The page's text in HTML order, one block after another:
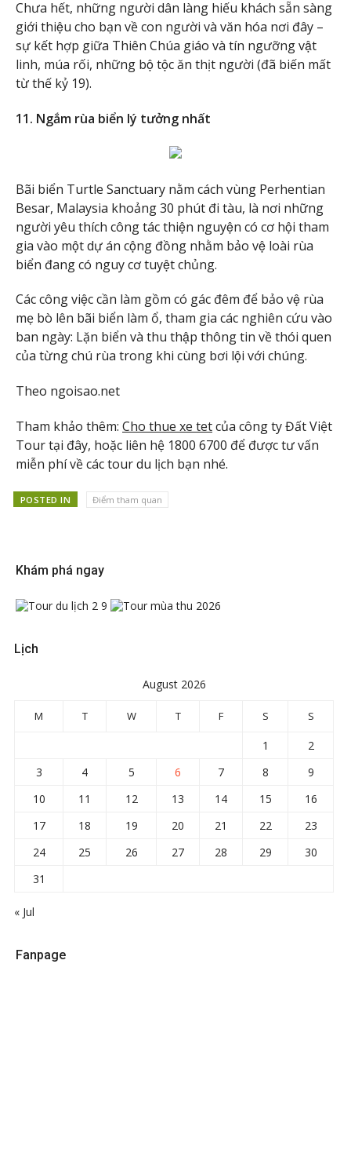
Chưa hết, những người dân làng hiếu khách sẵn sàng
giới thiệu cho bạn về con người và văn hóa nơi đây –
sự kết hợp giữa Thiên Chúa giáo và tín ngưỡng vật
linh, múa rối, những bộ tộc ăn thịt người (đã biến mất
từ thế kỷ 19).
11. Ngắm rùa biển lý tưởng nhất
Bãi biển Turtle Sanctuary nằm cách vùng Perhentian
Besar, Malaysia khoảng 30 phút đi tàu, là nơi những
người yêu thích công tác thiện nguyện có cơ hội tham
gia vào một dự án cộng đồng nhằm bảo vệ loài rùa
biển đang có nguy cơ tuyệt chủng.
Các công việc cần làm gồm có gác đêm để bảo vệ rùa
mẹ bò lên bãi biển làm ổ, tham gia các nghiên cứu vào
ban ngày: Lặn biển và thu thập thông tin về thói quen
của từng chú rùa trong khi cùng bơi lội với chúng.
Theo ngoisao.net
Tham khảo thêm: Cho thue xe tetcủa công ty Đất Việt
Tour tại đây, hoặc liên hệ 1800 6700 để được tư vấn
miễn phí về các tour du lịch bạn nhé.
POSTED IN Điểm tham quan
Khám phá ngay
Lịch
August 2026
M T W T F S S
1
2
3
4 5 6 7 8
9
10
11 12 13 14 15
16
17
18 19 20 21 22
23
24
25 26 27 28 29
30
31
« Jul
Fanpage